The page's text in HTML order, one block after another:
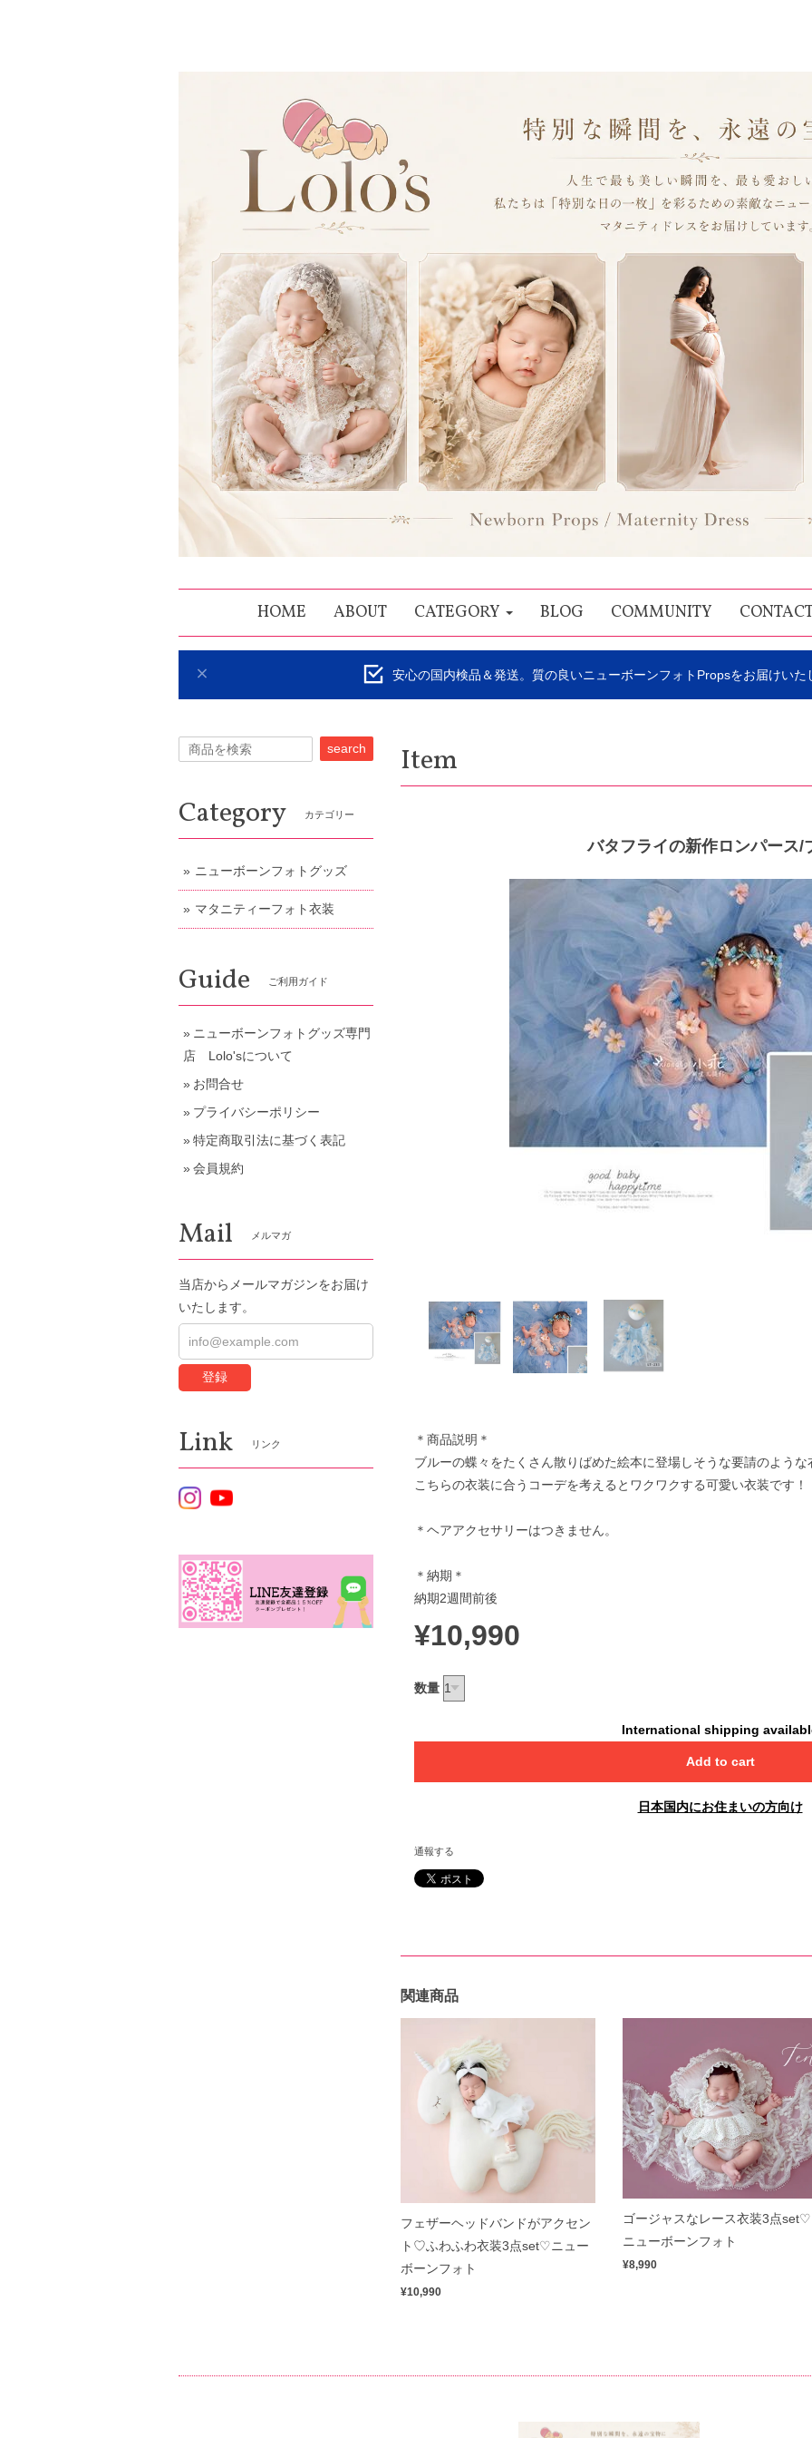
HOME ABOUT CATEGORY BLOG COMMUNITY
安心の国内検品＆発送。質の良いニューボーンフォトPropsをお届けいた
Item
バタフライの新作ロンパース/
＊商品説明＊
ブルーの蝶々をたくさん散りばめた絵本に登場しそうな要請のような
こちらの衣装に合うコーデを考えるとワクワクする可愛い衣装です！
＊ヘアアクセサリーはつきません。
＊納期＊
納期2週間前後
¥10,990
数量
International shipping
Add to cart
日本国内にお住まいの方向け
通報する
関連商品
フェザーヘッドバンドがアクセン
ト♡ふわふわ衣装3点set♡ニュー
ボーンフォト
¥10,990
ゴージャスなレース衣装3点set♡
ニューボーンフォト
¥8,990
search
Category カテゴリー
ニューボーンフォトグッズ
マタニティーフォト衣装
Guide ご利用ガイド
ニューボーンフォトグッズ専門
店 Lolo'sについて
お問合せ
プライバシーポリシー
特定商取引法に基づく表記
会員規約
Mail メルマガ
当店からメールマガジンをお届け
いたします。
登録
Link リンク